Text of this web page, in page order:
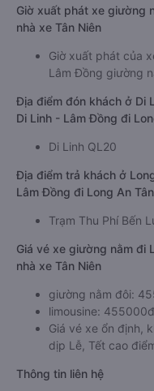
Giờ xuất phát xe giường
nhà xe Tân Niên
Giờ xuất phát của
Lâm Đồng giường
Địa điểm đón khách ở Di
Di Linh - Lâm Đồng đi
Di Linh QL20
Địa điểm trả khách ở
Lâm Đồng đi Long An
Trạm Thu Phí Bến
Giá vé xe giường nằm đi
nhà xe Tân Niên
giường nằm đôi:
limousine:
Giá vé xe ổn định,
dịp Lễ, Tết cao
Thông tin liên hệ